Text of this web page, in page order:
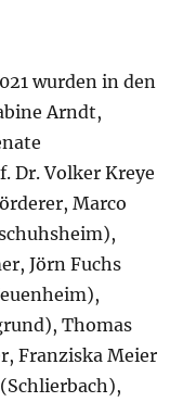
wurden in den
Arndt,
Dr. Volker Kreye
Marco
Jörn Fuchs
Thomas
Franziska Meier